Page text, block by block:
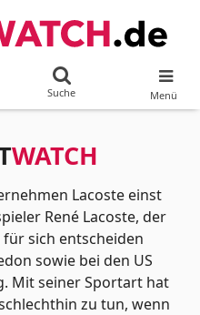
Suche Menü
WATCH
Lacoste einst
René Lacoste, der
sich entscheiden
sowie bei den US
Mit seiner Sportart hat
zu tun, wenn